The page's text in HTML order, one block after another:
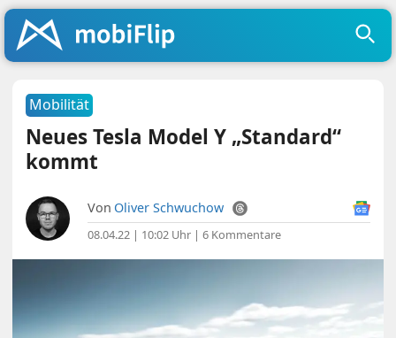
Mobilität
Neues Tesla Model Y „Standard“
kommt
Von Oliver Schwuchow
08.04.22 | 10:02 Uhr |6 Kommentare